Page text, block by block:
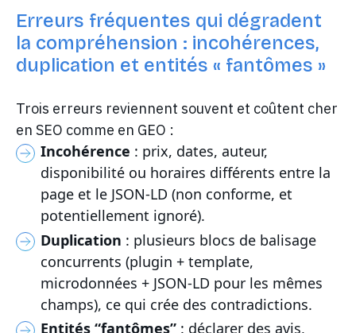
Erreurs fréquentes qui dégradent
la compréhension : incohérences,
duplication et entités « fantômes »
Trois erreurs reviennent souvent et coûtent cher
en SEO comme en GEO :
Incohérence : prix, dates, auteur,
disponibilité ou horaires différents entre la
page et le JSON-LD (non conforme, et
potentiellement ignoré).
Duplication : plusieurs blocs de balisage
concurrents (plugin + template,
microdonnées + JSON-LD pour les mêmes
champs), ce qui crée des contradictions.
Entités “fantômes” : déclarer des avis,